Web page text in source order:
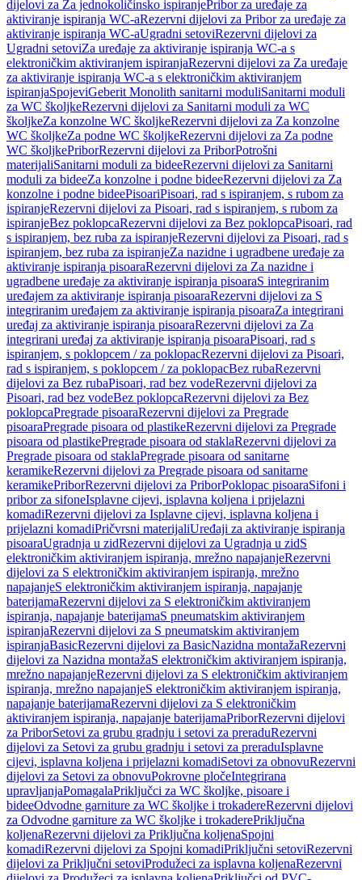
dijelovi za Za jednokoličinsko ispiranjePribor za uređaje za
aktiviranje ispiranja WC-aRezervni dijelovi za Pribor za uređaje za
aktiviranje ispiranja WC-aUgradni setoviRezervni dijelovi za
Ugradni setoviZa uređaje za aktiviranje ispiranja WC-a s
elektroničkim aktiviranjem ispiranjaRezervni dijelovi za Za uređaje
za aktiviranje ispiranja WC-a s elektroničkim aktiviranjem
ispiranjaSpojeviGeberit Monolith sanitarni moduliSanitarni moduli
za WC školjkeRezervni dijelovi za Sanitarni moduli za WC
školjkeZa konzolne WC školjkeRezervni dijelovi za Za konzolne
WC školjkeZa podne WC školjkeRezervni dijelovi za Za podne
WC školjkePriborRezervni dijelovi za PriborPotrošni
materijaliSanitarni moduli za bideeRezervni dijelovi za Sanitarni
moduli za bideeZa konzolne i podne bideeRezervni dijelovi za Za
konzolne i podne bideePisoariPisoari, rad s ispiranjem, s rubom za
ispiranjeRezervni dijelovi za Pisoari, rad s ispiranjem, s rubom za
ispiranjeBez poklopcaRezervni dijelovi za Bez poklopcaPisoari, rad
s ispiranjem, bez ruba za ispiranjeRezervni dijelovi za Pisoari, rad s
ispiranjem, bez ruba za ispiranjeZa nazidne i ugradbene uređaje za
aktiviranje ispiranja pisoaraRezervni dijelovi za Za nazidne i
ugradbene uređaje za aktiviranje ispiranja pisoaraS integriranim
uređajem za aktiviranje ispiranja pisoaraRezervni dijelovi za S
integriranim uređajem za aktiviranje ispiranja pisoaraZa integrirani
uređaj za aktiviranje ispiranja pisoaraRezervni dijelovi za Za
integrirani uređaj za aktiviranje ispiranja pisoaraPisoari, rad s
ispiranjem, s poklopcem / za poklopacRezervni dijelovi za Pisoari,
rad s ispiranjem, s poklopcem / za poklopacBez rubaRezervni
dijelovi za Bez rubaPisoari, rad bez vodeRezervni dijelovi za
Pisoari, rad bez vodeBez poklopcaRezervni dijelovi za Bez
poklopcaPregrade pisoaraRezervni dijelovi za Pregrade
pisoaraPregrade pisoara od plastikeRezervni dijelovi za Pregrade
pisoara od plastikePregrade pisoara od staklaRezervni dijelovi za
Pregrade pisoara od staklaPregrade pisoara od sanitarne
keramikeRezervni dijelovi za Pregrade pisoara od sanitarne
keramikePriborRezervni dijelovi za PriborPoklopac pisoaraSifoni i
pribor za sifoneIsplavne cijevi, isplavna koljena i prijelazni
komadiRezervni dijelovi za Isplavne cijevi, isplavna koljena i
prijelazni komadiPričvrsni materijaliUređaji za aktiviranje ispiranja
pisoaraUgradnja u zidRezervni dijelovi za Ugradnja u zidS
elektroničkim aktiviranjem ispiranja, mrežno napajanjeRezervni
dijelovi za S elektroničkim aktiviranjem ispiranja, mrežno
napajanjeS elektroničkim aktiviranjem ispiranja, napajanje
baterijamaRezervni dijelovi za S elektroničkim aktiviranjem
ispiranja, napajanje baterijamaS pneumatskim aktiviranjem
ispiranjaRezervni dijelovi za S pneumatskim aktiviranjem
ispiranjaBasicRezervni dijelovi za BasicNazidna montažaRezervni
dijelovi za Nazidna montažaS elektroničkim aktiviranjem ispiranja,
mrežno napajanjeRezervni dijelovi za S elektroničkim aktiviranjem
ispiranja, mrežno napajanjeS elektroničkim aktiviranjem ispiranja,
napajanje baterijamaRezervni dijelovi za S elektroničkim
aktiviranjem ispiranja, napajanje baterijamaPriborRezervni dijelovi
za PriborSetovi za grubu gradnju i setovi za preraduRezervni
dijelovi za Setovi za grubu gradnju i setovi za preraduIsplavne
cijevi, isplavna koljena i prijelazni komadiSetovi za obnovuRezervni
dijelovi za Setovi za obnovuPokrovne pločeIntegrirana
upravljanjaPomagalaPriključci za WC školjke, pisoare i
bideeOdvodne garniture za WC školjke i trokadereRezervni dijelovi
za Odvodne garniture za WC školjke i trokaderePriključna
koljenaRezervni dijelovi za Priključna koljenaSpojni
komadiRezervni dijelovi za Spojni komadiPriključni setoviRezervni
dijelovi za Priključni setoviProdužeci za isplavna koljenaRezervni